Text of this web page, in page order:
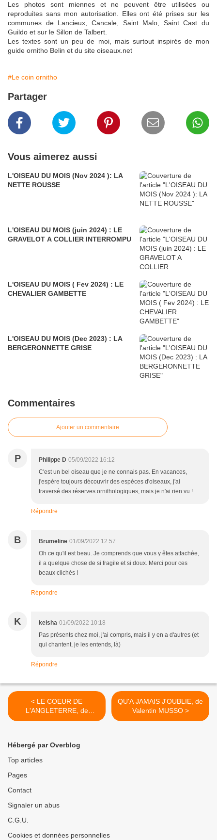
Les photos sont miennes et ne peuvent être utilisées ou
reproduites sans mon autorisation. Elles ont été prises sur les
communes de Lancieux, Cancale, Saint Malo, Saint Cast du
Guildo et sur le Sillon de Talbert.
Les textes sont un peu de moi, mais surtout inspirés de mon
guide ornitho Belin et du site oiseaux.net
#Le coin ornitho
Partager
Vous aimerez aussi
L'OISEAU DU MOIS (Nov 2024 ): LA
NETTE ROUSSE
L'OISEAU DU MOIS (juin 2024) : LE
GRAVELOT A COLLIER INTERROMPU
L'OISEAU DU MOIS ( Fev 2024) : LE
CHEVALIER GAMBETTE
L'OISEAU DU MOIS (Dec 2023) : LA
BERGERONNETTE GRISE
Commentaires
Ajouter un commentaire
P Philippe D 05/09/2022 16:12
C'est un bel oiseau que je ne connais pas. En vacances,
j'espère toujours découvrir des espèces d'oiseaux, j'ai
traversé des réserves ornithologiques, mais je n'ai rien vu !
Répondre
B Brumeline 01/09/2022 12:57
Oh ce qu'il est beau. Je comprends que vous y êtes attachée,
il a quelque chose de si fragile et si doux. Merci pour ces
beaux clichés !
Répondre
K keisha 01/09/2022 10:18
Pas présents chez moi, j'ai compris, mais il y en a d'autres (et
qui chantent, je les entends, là)
Répondre
< LE COEUR DE
L'ANGLETERRE, de
Jonathan COE
QU'A JAMAIS J'OUBLIE, de
Valentin MUSSO >
Hébergé par Overblog
Top articles
Pages
Contact
Signaler un abus
C.G.U.
Cookies et données personnelles